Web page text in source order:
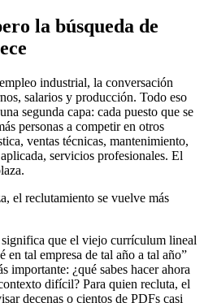
la búsqueda de
industrial, la conversación
salarios y producción. Todo eso
segunda capa: cada puesto que se
personas a competir en otros
ventas técnicas, mantenimiento,
servicios profesionales. El
el reclutamiento se vuelve más
significa que el viejo currículum lineal
en tal empresa de tal año a tal año”
importante: ¿qué sabes hacer ahora
difícil? Para quien recluta, el
decenas o cientos de PDFs casi